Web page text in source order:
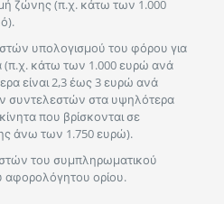
ζώνης (π.χ. κάτω των 1.000
υπολογισμού του φόρου για
(π.χ. κάτω των 1.000 ευρώ ανά
είναι 2,3 έως 3 ευρώ ανά
συντελεστών στα υψηλότερα
που βρίσκονται σε
άνω των 1.750 ευρώ).
του συμπληρωματικού
αφορολόγητου ορίου.